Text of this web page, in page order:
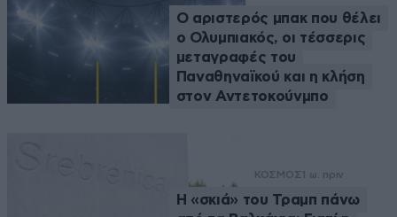
Ο αριστερός μπακ που θέλει
ο Ολυμπιακός, οι τέσσερις
μεταγραφές του
Παναθηναϊκού και η κλήση
στον Αντετοκούνμπο
ΚΟΣΜΟΣ 1 ω. πριν
Η «σκιά» του Τραμπ πάνω